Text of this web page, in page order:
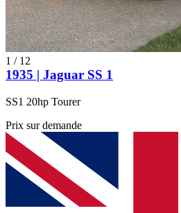
1 / 12
1935 | Jaguar SS 1
SS1 20hp Tourer
Prix sur demande